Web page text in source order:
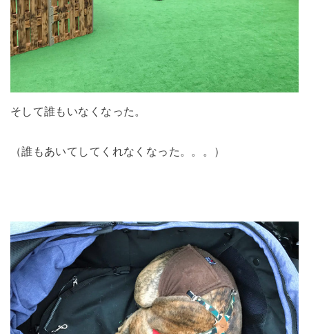
そして誰もいなくなった。
（誰もあいてしてくれなくなった。。。）